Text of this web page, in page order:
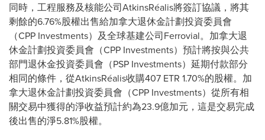
同時，工程服務及核能公司AtkinsRéalis將簽訂協議，將其
剩餘的6.76%股權出售給加拿大退休金計劃投資委員會
（CPP Investments）及全球基建公司Ferrovial。加拿大退
休金計劃投資委員會（CPP Investments）預計將按與公共
部門退休金投資委員會（PSP Investments）延期付款部分
相同的條件，從AtkinsRéalis收購407 ETR 1.70%的股權。加
拿大退休金計劃投資委員會（CPP Investments）從所有相
關交易中獲得的淨收益預計約為23.9億加元，這是交易完成
後出售的淨5.81%股權。